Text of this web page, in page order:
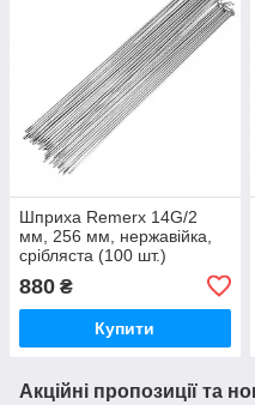
Шприха Remerx 14G/2
мм, 256 мм, нержавійка,
срібляста (100 шт.)
880 ₴
Купити
Акційні пропозиції та